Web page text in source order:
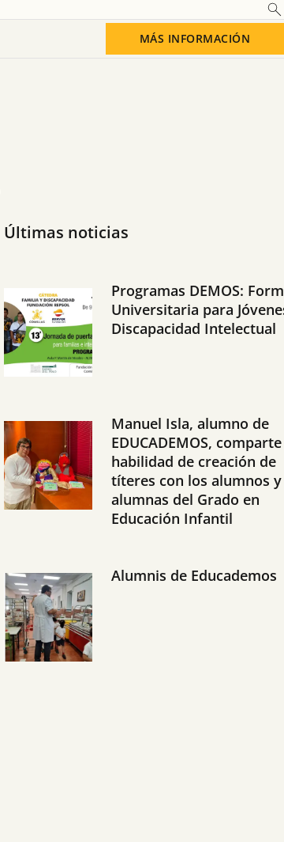
MÁS INFORMACIÓN
Últimas noticias
Programas DEMOS:
Universitaria para
Discapacidad Intelectual
Manuel Isla, alumno de
EDUCADEMOS,
habilidad de creación de
títeres con los alumnos y
alumnas del Grado en
Educación Infantil
Alumnis de Educademos